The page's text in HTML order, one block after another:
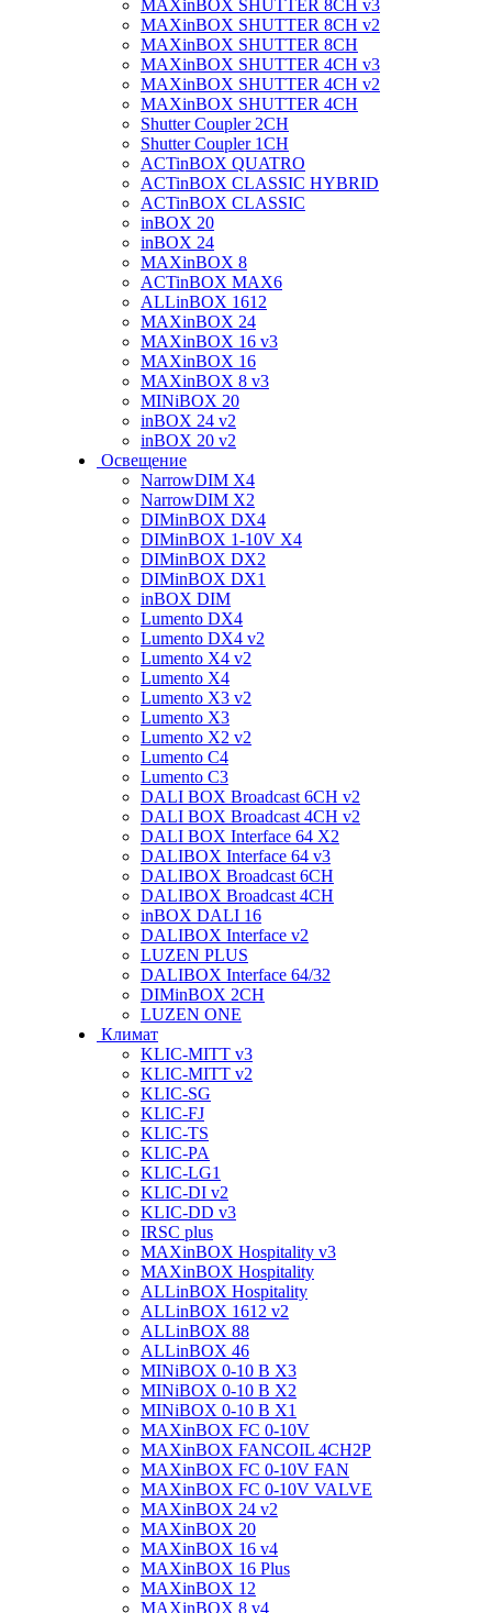
MAXinBOX SHUTTER 8CH v3
MAXinBOX SHUTTER 8CH v2
MAXinBOX SHUTTER 8CH
MAXinBOX SHUTTER 4CH v3
MAXinBOX SHUTTER 4CH v2
MAXinBOX SHUTTER 4CH
Shutter Coupler 2CH
Shutter Coupler 1CH
ACTinBOX QUATRO
ACTinBOX CLASSIC HYBRID
ACTinBOX CLASSIC
inBOX 20
inBOX 24
MAXinBOX 8
ACTinBOX MAX6
ALLinBOX 1612
MAXinBOX 24
MAXinBOX 16 v3
MAXinBOX 16
MAXinBOX 8 v3
MINiBOX 20
inBOX 24 v2
inBOX 20 v2
Освещение
NarrowDIM X4
NarrowDIM X2
DIMinBOX DX4
DIMinBOX 1-10V X4
DIMinBOX DX2
DIMinBOX DX1
inBOX DIM
Lumento DX4
Lumento DX4 v2
Lumento X4 v2
Lumento X4
Lumento X3 v2
Lumento X3
Lumento X2 v2
Lumento C4
Lumento C3
DALI BOX Broadcast 6CH v2
DALI BOX Broadcast 4CH v2
DALI BOX Interface 64 X2
DALIBOX Interface 64 v3
DALIBOX Broadcast 6CH
DALIBOX Broadcast 4CH
inBOX DALI 16
DALIBOX Interface v2
LUZEN PLUS
DALIBOX Interface 64/32
DIMinBOX 2CH
LUZEN ONE
Климат
KLIC-MITT v3
KLIC-MITT v2
KLIC-SG
KLIC-FJ
KLIC-TS
KLIC-PA
KLIC-LG1
KLIC-DI v2
KLIC-DD v3
IRSC plus
MAXinBOX Hospitality v3
MAXinBOX Hospitality
ALLinBOX Hospitality
ALLinBOX 1612 v2
ALLinBOX 88
ALLinBOX 46
MINiBOX 0-10 В X3
MINiBOX 0-10 В X2
MINiBOX 0-10 В X1
MAXinBOX FC 0-10V
MAXinBOX FANCOIL 4CH2P
MAXinBOX FC 0-10V FAN
MAXinBOX FC 0-10V VALVE
MAXinBOX 24 v2
MAXinBOX 20
MAXinBOX 16 v4
MAXinBOX 16 Plus
MAXinBOX 12
MAXinBOX 8 v4